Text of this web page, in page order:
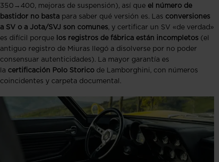
350→400, mejoras de suspensión), así que el número de
bastidor no basta para saber qué versión es. Las conversiones
a SV o a Jota/SVJ son comunes, y certificar un SV «de verdad»
es difícil porque
los registros de fábrica están incompletos (el
antiguo registro de Miuras llegó a disolverse por no poder
consensuar autenticidades). La mayor garantía es
la certificación Polo Storico de Lamborghini, con números
coincidentes y carpeta documental.